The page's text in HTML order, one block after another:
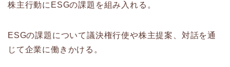
株主行動にESGの課題を組み入れる。
ESGの課題について議決権行使や株主提案、対話を通
じて企業に働きかける。